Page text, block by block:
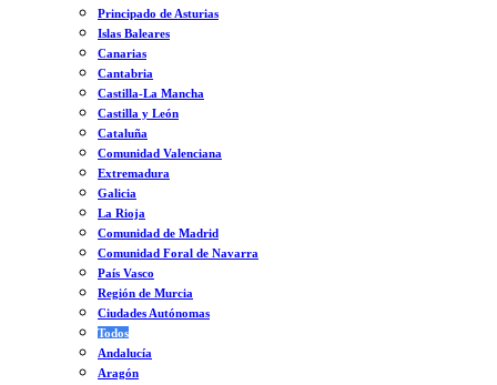
Principado de Asturias
Islas Baleares
Canarias
Cantabria
Castilla-La Mancha
Castilla y León
Cataluña
Comunidad Valenciana
Extremadura
Galicia
La Rioja
Comunidad de Madrid
Comunidad Foral de Navarra
País Vasco
Región de Murcia
Ciudades Autónomas
Todos
Andalucía
Aragón